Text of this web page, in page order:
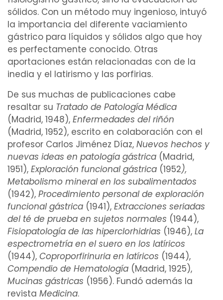
sólidos. Con un método muy ingenioso, intuyó
la importancia del diferente vaciamiento
gástrico para líquidos y sólidos algo que hoy
es perfectamente conocido. Otras
aportaciones están relacionadas con de la
inedia y el latirismo y las porfirias.
De sus muchas de publicaciones cabe
resaltar su Tratado de Patología Médica
(Madrid, 1948), Enfermedades del riñón
(Madrid, 1952), escrito en colaboración con el
profesor Carlos Jiménez Díaz, Nuevos hechos y
nuevas ideas en patología gástrica (Madrid,
1951), Exploración funcional gástrica (1952),
Metabolismo mineral en los subalimentados
(1942), Procedimiento personal de exploración
funcional gástrica (1941), Extracciones seriadas
del té de prueba en sujetos normales (1944),
Fisiopatología de las hiperclorhidrias (1946), La
espectrometría en el suero en los latíricos
(1944), Coproporfirinuria en latíricos (1944),
Compendio de Hematología (Madrid, 1925),
Mucinas gástricas (1956). Fundó además la
revista Medicina.